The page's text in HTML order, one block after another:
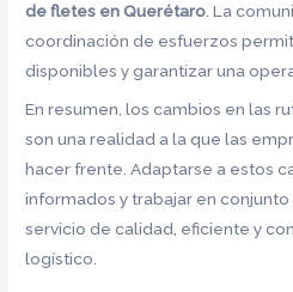
de fletes en Querétaro . La
coordinación de esfuerzos
disponibles y garantizar una
En resumen, los cambios en las
son una realidad a la que las
hacer frente. Adaptarse a estos
informados y trabajar en
servicio de calidad, eficiente y
logístico.